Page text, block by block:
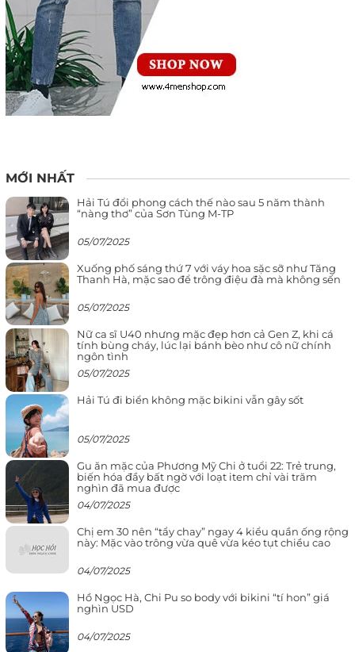
MỚI NHẤT
Hải Tú đổi phong cách thế nào sau 5 năm thành
“nàng thơ” của Sơn Tùng M-TP
05/07/2025
Xuống phố sáng thứ 7 với váy hoa sặc sỡ như Tăng
Thanh Hà, mặc sao để trông điệu đà mà không sến
05/07/2025
Nữ ca sĩ U40 nhưng mặc đẹp hơn cả Gen Z, khi cá
tính bùng cháy, lúc lại bánh bèo như cô nữ chính
ngôn tình
05/07/2025
Hải Tú đi biển không mặc bikini vẫn gây sốt
05/07/2025
Gu ăn mặc của Phương Mỹ Chi ở tuổi 22: Trẻ trung,
biến hóa đầy bất ngờ với loạt item chỉ vài trăm
nghìn đã mua được
04/07/2025
Chị em 30 nên “tẩy chay” ngay 4 kiểu quần ống rộng
này: Mặc vào trông vừa quê vừa kéo tụt chiều cao
04/07/2025
Hồ Ngọc Hà, Chi Pu so body với bikini “tí hon” giá
nghìn USD
04/07/2025